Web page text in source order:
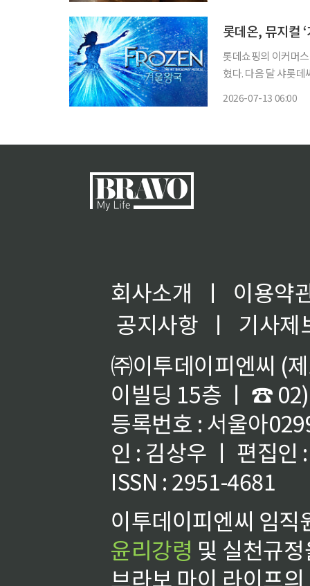
롯데온, 뮤지컬
롯데쇼핑의 이커머
혔다. 다음 달 샤롯
2026-07-13 06:00
회사소개 ㅣ
이용약
공지사항
ㅣ
기사제
㈜이투데이피엔씨 (
이빌딩 15층 ㅣ ☎
등록번호 : 서울아
인 : 김상우 ㅣ 편집인
ISSN : 2951-4681
이투데이피엔씨 임
윤리강령 및 실천규
브라보 마이 라이프